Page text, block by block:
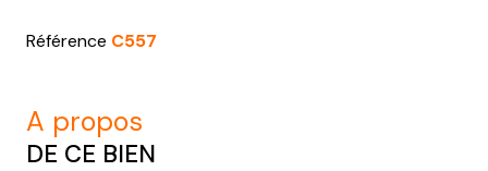
Référence C557
a propos
DE CE BIEN